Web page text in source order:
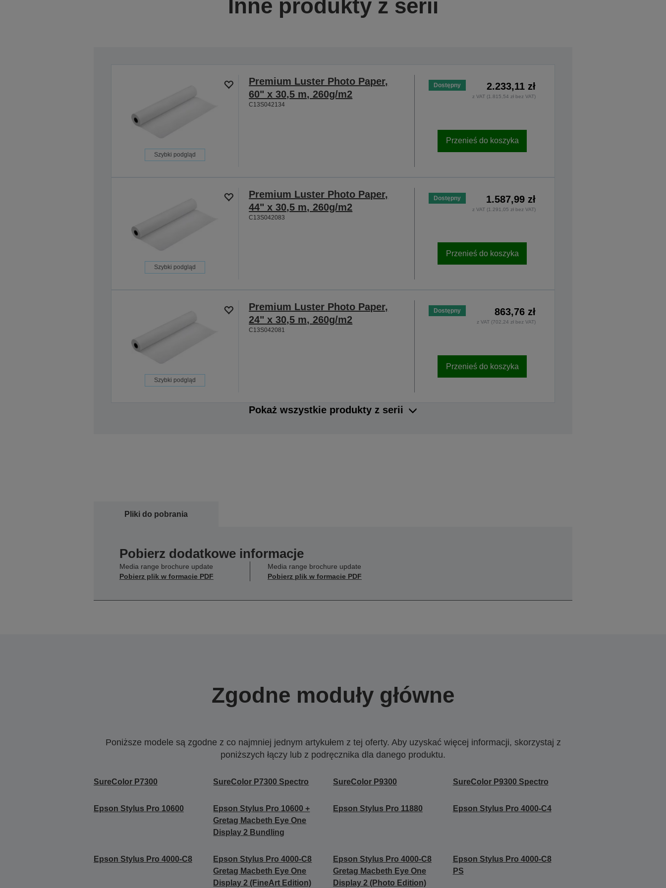
Inne produkty z serii
Szybki podgląd
Premium Luster Photo Paper,
60" x 30,5 m, 260g/m2
C13S042134
Dostępny 2.233,11 zł
z VAT (1.815,54 zł bez VAT)
Przenieś do koszyka
Szybki podgląd
Premium Luster Photo Paper,
44" x 30,5 m, 260g/m2
C13S042083
Dostępny 1.587,99 zł
z VAT (1.291,05 zł bez VAT)
Przenieś do koszyka
Szybki podgląd
Premium Luster Photo Paper,
24" x 30,5 m, 260g/m2
C13S042081
Dostępny 863,76 zł
z VAT (702,24 zł bez VAT)
Przenieś do koszyka
Pokaż wszystkie produkty z serii
Pliki do pobrania
Pobierz dodatkowe informacje
Media range brochure update
Pobierz plik w formacie PDF
Media range brochure update
Pobierz plik w formacie PDF
Zgodne moduły główne
Poniższe modele są zgodne z co najmniej jednym artykułem z tej oferty. Aby uzyskać więcej informacji, skorzystaj z
poniższych łączy lub z podręcznika dla danego produktu.
SureColor P7300 SureColor P7300 Spectro SureColor P9300 SureColor P9300 Spectro
Epson Stylus Pro 10600
Epson Stylus Pro 10600 +
Gretag Macbeth Eye One
Display 2 Bundling
Epson Stylus Pro 11880 Epson Stylus Pro 4000-C4
Epson Stylus Pro 4000-C8
Epson Stylus Pro 4000-C8
Gretag Macbeth Eye One
Display 2 (FineArt Edition)
Epson Stylus Pro 4000-C8
Gretag Macbeth Eye One
Display 2 (Photo Edition)
Epson Stylus Pro 4000-C8
PS